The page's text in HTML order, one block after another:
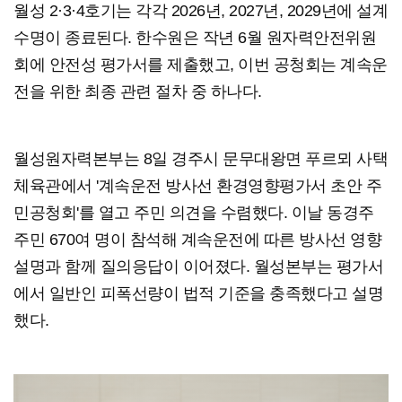
월성 2·3·4호기는 각각 2026년, 2027년, 2029년에 설계
수명이 종료된다. 한수원은 작년 6월 원자력안전위원
회에 안전성 평가서를 제출했고, 이번 공청회는 계속운
전을 위한 최종 관련 절차 중 하나다.
월성원자력본부는 8일 경주시 문무대왕면 푸르뫼 사택
체육관에서 '계속운전 방사선 환경영향평가서 초안 주
민공청회'를 열고 주민 의견을 수렴했다. 이날 동경주
주민 670여 명이 참석해 계속운전에 따른 방사선 영향
설명과 함께 질의응답이 이어졌다. 월성본부는 평가서
에서 일반인 피폭선량이 법적 기준을 충족했다고 설명
했다.